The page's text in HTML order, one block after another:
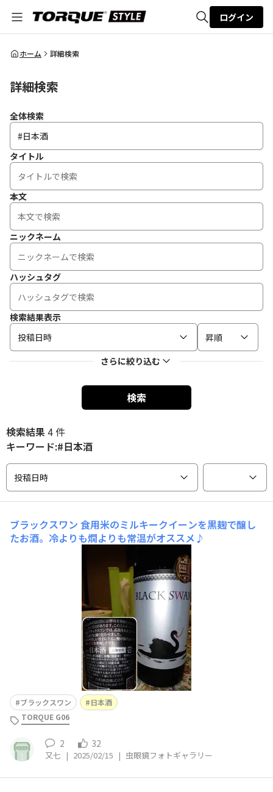
全体検索
ログイン
ホーム 詳細検索
詳細検索
全体検索
タイトル
本文
ニックネーム
ハッシュタグ
検索結果表示
投稿日時
昇順
さらに絞り込む
検索
検索結果4 件
キーワード:#日本酒
投稿日時
ブラックスワン 食用米のミルキークイーンを黒麹で醸し
たお酒。冷よりも燗よりも常温がオススメ♪
ブラックスワン
日本酒
TORQUE G06
2 32
又七 | 2025/02/15 | 虫眼鏡フォトギャラリー